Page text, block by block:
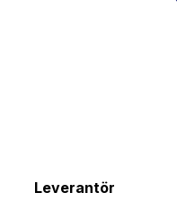
Leverantör